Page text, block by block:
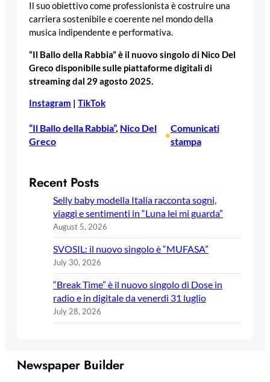
Il suo obiettivo come professionista è costruire una
carriera sostenibile e coerente nel mondo della
musica indipendente e performativa.
“Il Ballo della Rabbia” è il nuovo singolo di Nico Del
Greco disponibile sulle piattaforme digitali di
streaming dal 29 agosto 2025.
Instagram | TikTok
“Il Ballo della Rabbia”, Nico Del
Greco
•
Comunicati
stampa
Recent Posts
Selly baby modella Italia racconta sogni,
viaggi e sentimenti in “Luna lei mi guarda”
August 5, 2026
SVOSIL: il nuovo singolo è “MUFASA”
July 30, 2026
“Break Time” è il nuovo singolo di Dose in
radio e in digitale da venerdì 31 luglio
July 28, 2026
Newspaper Builder